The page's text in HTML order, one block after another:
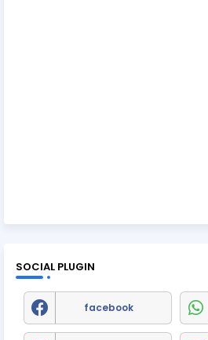
SOCIAL PLUGIN
facebook